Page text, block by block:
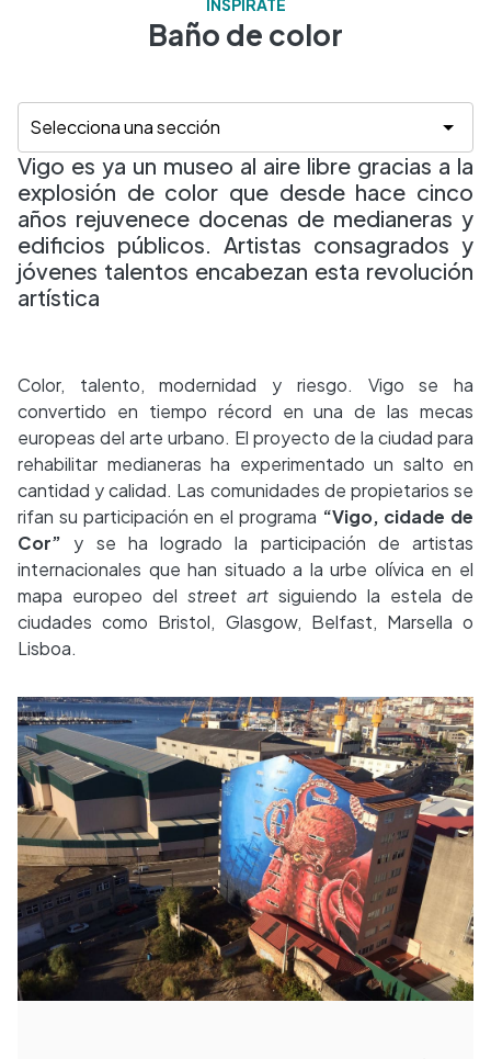
INSPÍRATE
Baño de color
Vigo es ya un museo al aire libre gracias a la
explosión de color que desde hace cinco
años rejuvenece docenas de medianeras y
edificios públicos. Artistas consagrados y
jóvenes talentos encabezan esta revolución
artística
Color, talento, modernidad y riesgo. Vigo se ha
convertido en tiempo récord en una de las mecas
europeas del arte urbano. El proyecto de la ciudad para
rehabilitar medianeras ha experimentado un salto en
cantidad y calidad. Las comunidades de propietarios se
rifan su participación en el programa “Vigo, cidade de
Cor” y se ha logrado la participación de artistas
internacionales que han situado a la urbe olívica en el
mapa europeo del street art siguiendo la estela de
ciudades como Bristol, Glasgow, Belfast, Marsella o
Lisboa.